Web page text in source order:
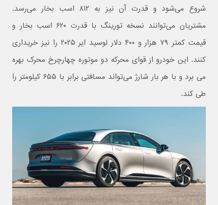
شروع می‌شود و قدرت آن نیز به ۸۱۲ اسب بخار می‌رسد.
مشتریان می‌توانند نسخه تورینگ با قدرت ۶۲۰ اسب بخار و
قیمت کمتر ۷۹ هزار و ۴۰۰ دلار لوسید ایر ۲۰۲۵ را نیز خریداری
کنند. این خودرو از قوای محرکه دو موتوره چهارچرخ محرک بهره
می برد و با هر بار شارژ می‌تواند مسافتی برابر با ۶۵۵ کیلومتر را
طی کند.